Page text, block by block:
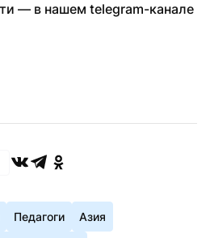
Педагоги Азия